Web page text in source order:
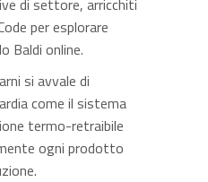
di settore, arricchiti
per esplorare
Baldi online.
si avvale di
come il sistema
termo-retraibile
ogni prodotto